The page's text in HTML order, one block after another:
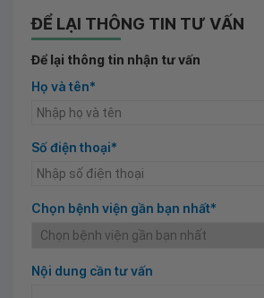
ĐỂ LẠI THÔNG TIN TƯ VẤN
Để lại thông tin nhận tư vấn
Họ và tên*
Số điện thoại*
Chọn bệnh viện gần bạn nhất*
Nội dung cần tư vấn